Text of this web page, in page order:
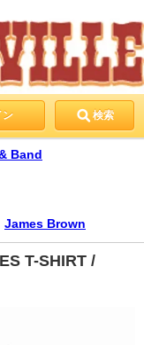
ン 検索
Band
James Brown
T-SHIRT /